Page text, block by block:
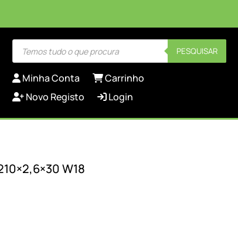
Products
search PESQUISAR
Minha Conta
Carrinho
Novo Registo
Login
W18